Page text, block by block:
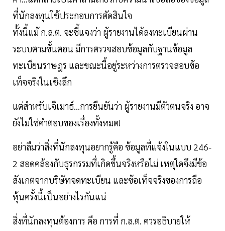
ที่นักลงทุนใช้ประกอบการตัดสินใจ
ทั้งนี้แม้ ก.ล.ต. จะชี้แจงว่า ผู้รายงานได้ลงทะเบียนผ่าน
ระบบตามขั้นตอน มีการตรวจสอบข้อมูลกับฐานข้อมูล
ทะเบียนราษฎร และขณะนี้อยู่ระหว่างการตรวจสอบข้อ
เท็จจริงในเชิงลึก
แต่สำหรับเจ๊เมาธ์...การยืนยันว่า ผู้รายงานมีตัวตนจริง อาจ
ยังไม่ใช่คำตอบของเรื่องทั้งหมด!
อย่าลืมว่าสิ่งที่นักลงทุนอยากรู้คือ ข้อมูลที่แจ้งในแบบ 246-
2 สอดคล้องกับธุรกรรมที่เกิดขึ้นจริงหรือไม่ เหตุใดจึงมีข้อ
สังเกตจากบริษัทจดทะเบียน และข้อเท็จจริงของการถือ
หุ้นครั้งนี้เป็นอย่างไรกันแน่
สิ่งที่นักลงทุนต้องการ คือ การที่ ก.ล.ต. ควรอธิบายให้